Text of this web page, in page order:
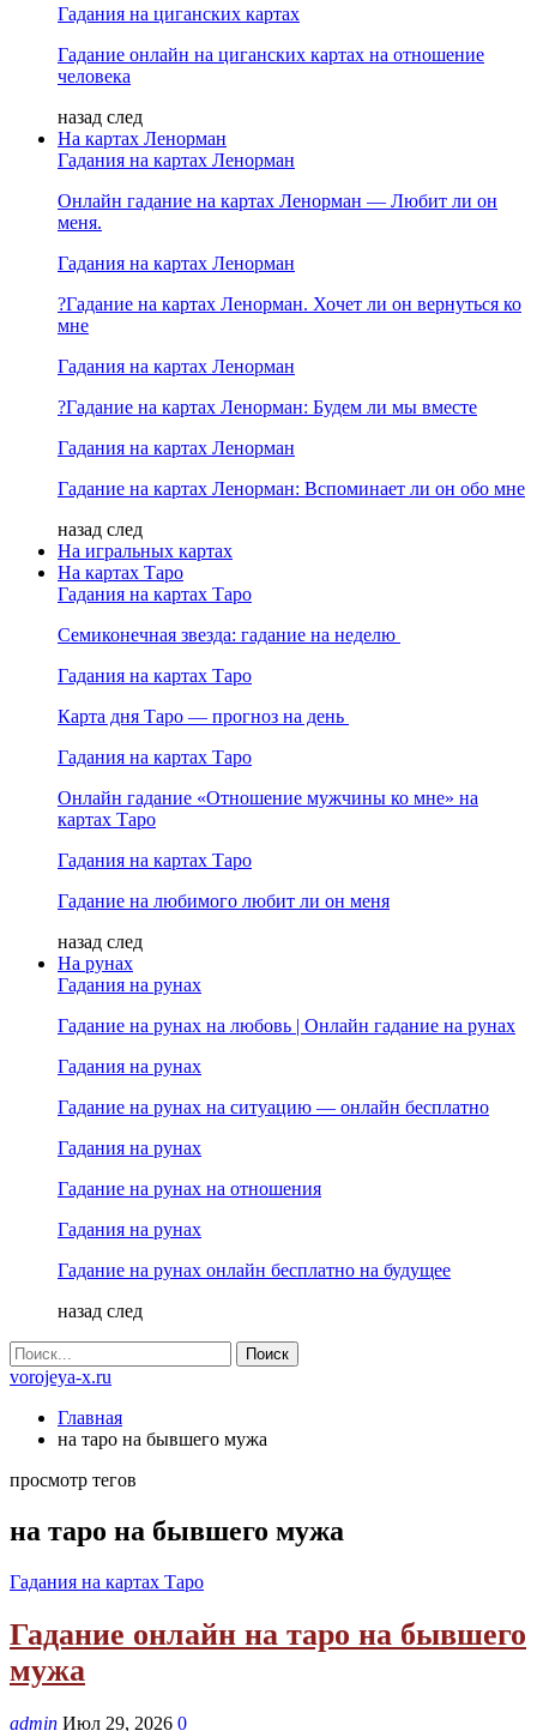
Гадания на циганских картах
Гадание онлайн на циганских картах на отношение
человека
назад след
На картах Ленорман
Гадания на картах Ленорман
Онлайн гадание на картах Ленорман — Любит ли он
меня.
Гадания на картах Ленорман
?Гадание на картах Ленорман. Хочет ли он вернуться ко
мне
Гадания на картах Ленорман
?Гадание на картах Ленорман: Будем ли мы вместе
Гадания на картах Ленорман
Гадание на картах Ленорман: Вспоминает ли он обо мне
назад след
На игральных картах
На картах Таро
Гадания на картах Таро
Семиконечная звезда: гадание на неделю
Гадания на картах Таро
Карта дня Таро — прогноз на день
Гадания на картах Таро
Онлайн гадание «Отношение мужчины ко мне» на
картах Таро
Гадания на картах Таро
Гадание на любимого любит ли он меня
назад след
На рунах
Гадания на рунах
Гадание на рунах на любовь | Онлайн гадание на рунах
Гадания на рунах
Гадание на рунах на ситуацию — онлайн бесплатно
Гадания на рунах
Гадание на рунах на отношения
Гадания на рунах
Гадание на рунах онлайн бесплатно на будущее
назад след
vorojeya-x.ru
Главная
на таро на бывшего мужа
просмотр тегов
на таро на бывшего мужа
Гадания на картах Таро
Гадание онлайн на таро на бывшего
мужа
admin Июл 29, 2026 0